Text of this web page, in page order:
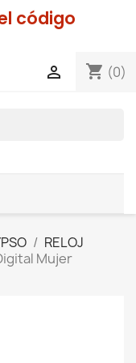
código
shopping_cart (0)

RELOJ
Mujer